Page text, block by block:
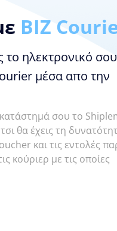
BIZ
το ηλεκτρονικό σου
μέσα απο την
σου το
θα έχεις τη
και τις εντολές
κούριερ με τις οποίες